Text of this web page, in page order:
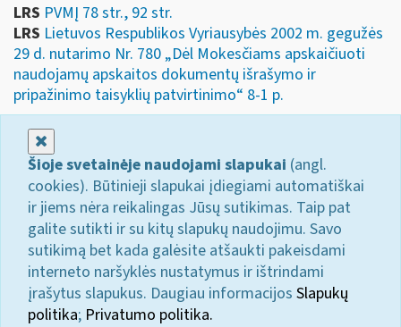
LRS PVMĮ 78 str., 92 str.
LRS Lietuvos Respublikos Vyriausybės 2002 m. gegužės
29 d. nutarimo Nr. 780 „Dėl Mokesčiams apskaičiuoti
naudojamų apskaitos dokumentų išrašymo ir
pripažinimo taisyklių patvirtinimo“ 8-1 p.
Šioje svetainėje naudojami slapukai (angl.
cookies). Būtinieji slapukai įdiegiami automatiškai
ir jiems nėra reikalingas Jūsų sutikimas. Taip pat
galite sutikti ir su kitų slapukų naudojimu. Savo
sutikimą bet kada galėsite atšaukti pakeisdami
interneto naršyklės nustatymus ir ištrindami
įrašytus slapukus. Daugiau informacijos Slapukų
politika; Privatumo politika.